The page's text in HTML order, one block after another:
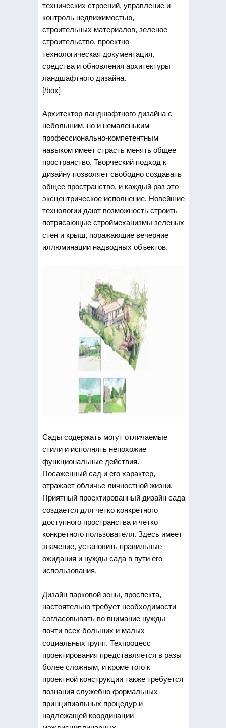
технических строений, управление и
контроль недвижимостью,
строительных материалов, зеленое
строительство, проектно-
технологическая документация,
средства и обновления архитектуры
ландшафтного дизайна.
[/box]
Архитектор ландшафтного дизайна с
небольшим, но и немаленьким
профессионально-компетентным
навыком имеет страсть менять общее
пространство. Творческий подход к
дизайну позволяет свободно создавать
общее пространство, и каждый раз это
эксцентрическое исполнение. Новейшие
технологии дают возможность строить
потрясающые строймеханизмы зеленых
стен и крыш, поражающие вечерние
иллюминации надводных объектов.
Сады содержать могут отличаемые
стили и исполнять непохожие
функциональные действия.
Посаженный сад и его характер,
отражает обличье личностной жизни.
Приятный проектированный дизайн сада
создается для четко конкретного
доступного пространства и четко
конкретного пользователя. Здесь имеет
значение, установить правильные
ожидания и нужды сада в пути его
использования.
Дизайн парковой зоны, проспекта,
настоятельно требует необходимости
согласовывать во внимание нужды
почти всех больших и малых
социальных групп. Техпроцесс
проектирования представляется в разы
более сложным, и кроме того к
проектной конструкции также требуется
познания служебно формальных
принципиальных процедур и
надлежащей координации